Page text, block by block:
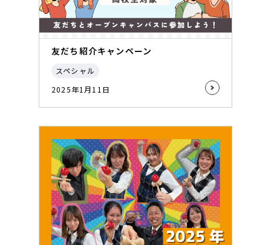
友だち紹介キャンペーン
スペシャル
2025年1月11日